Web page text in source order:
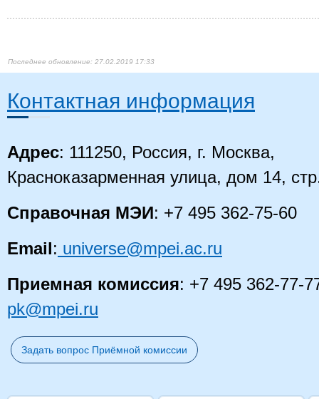
27.02.2019 17:33
Контактная информация
Адрес: 111250, Россия, г. Москва,
Красноказарменная улица, дом 14,
Справочная МЭИ: +7 495 362-75-60
Email: universe@mpei.ac.ru
Приемная комиссия: +7 495 362-77-
pk@mpei.ru
Задать вопрос Приёмной комиссии